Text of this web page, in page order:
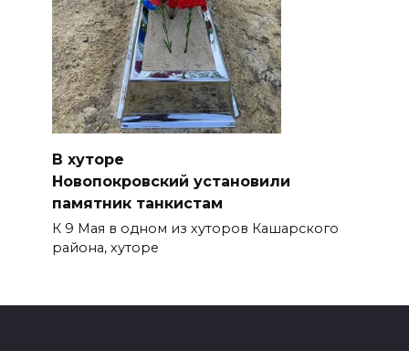
В хуторе
Новопокровский установили
памятник танкистам
К 9 Мая в одном из хуторов Кашарского
района, хуторе